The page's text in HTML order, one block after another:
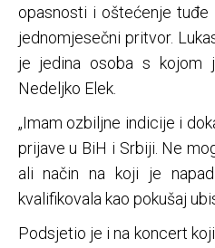
opasnosti i oštećenje tuđe
jednomjesečni pritvor.
je jedina osoba s kojom
Nedeljko Elek.
„Imam ozbiljne indicije i
prijave u BiH i Srbiji. Ne
ali način na koji je
kvalifikovala kao pokušaj
Podsjetio je i na koncert